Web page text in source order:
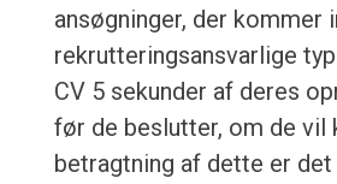
ansøgninger, der kommer
rekrutteringsansvarlige
CV 5 sekunder af deres
før de beslutter, om de vil
betragtning af dette er